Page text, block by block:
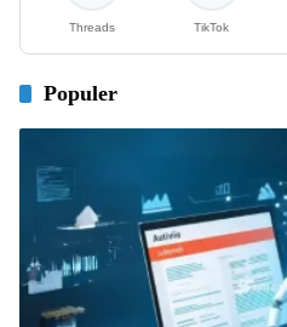
Threads TikTok
Populer